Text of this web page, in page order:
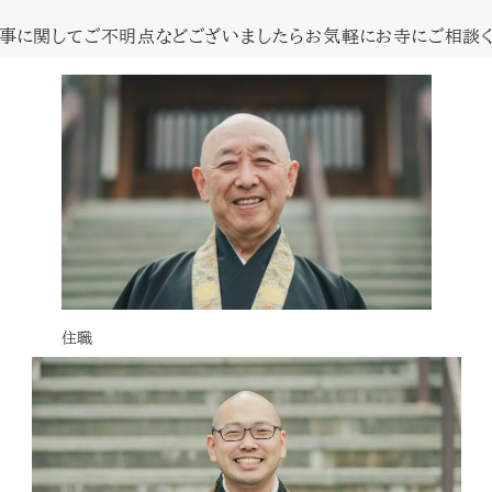
に関してご不明点などございましたらお気軽にお寺にご相談
住職